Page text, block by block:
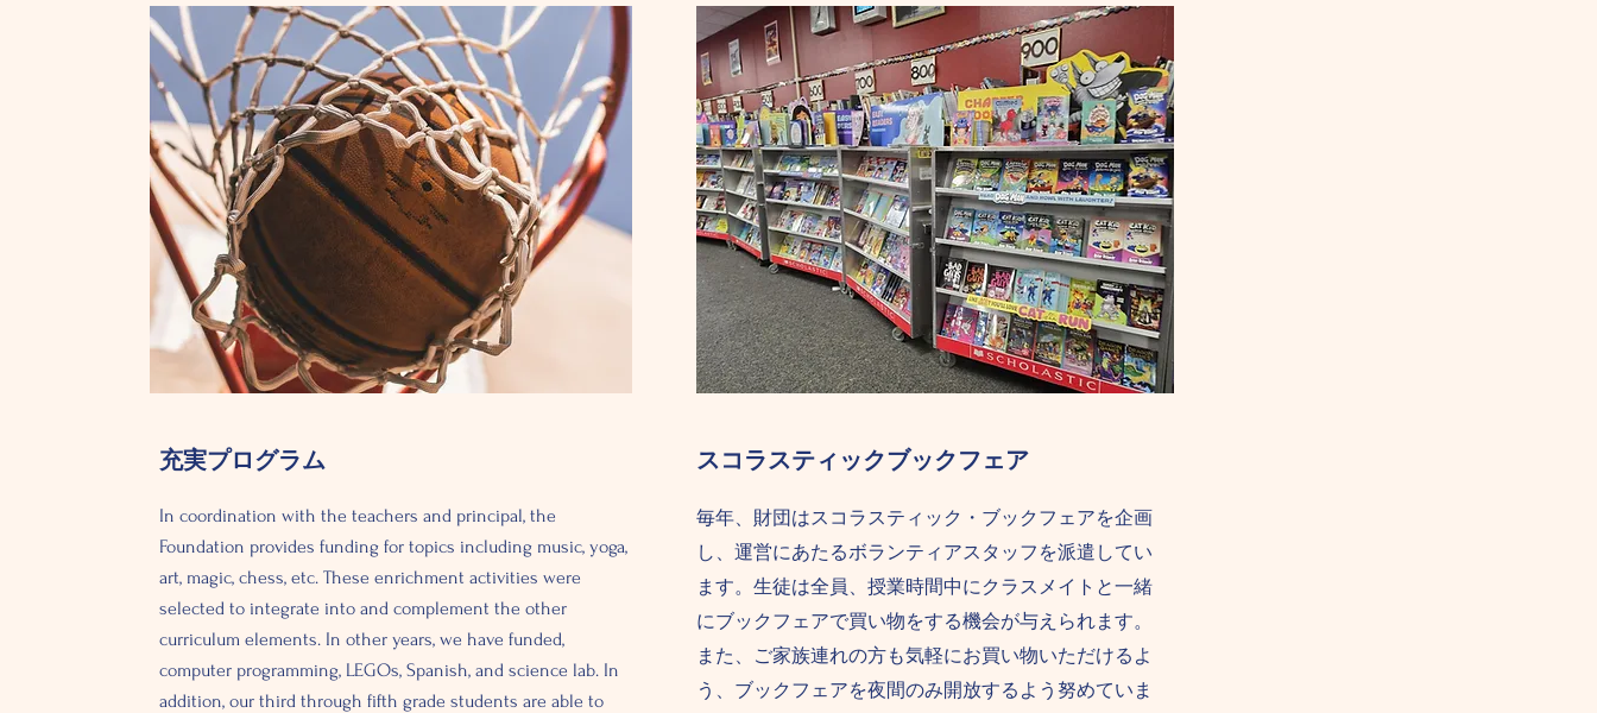
充実プログラム
In coordination with the teachers and principal, the
Foundation provides funding for topics including music, yoga,
art, magic, chess, etc. These enrichment activities were
selected to integrate into and complement the other
curriculum elements. In other years, we have funded,
computer programming, LEGOs, Spanish, and science lab. In
addition, our third through fifth grade students are able to
スコラスティックブックフェア
毎年、財団はスコラスティック・ブックフェアを企画
し、運営にあたるボランティアスタッフを派遣してい
ます。生徒は全員、授業時間中にクラスメイトと一緒
にブックフェアで買い物をする機会が与えられます。
また、ご家族連れの方も気軽にお買い物いただけるよ
う、ブックフェアを夜間のみ開放するよう努めていま